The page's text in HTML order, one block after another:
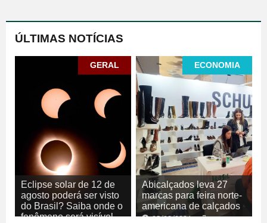
ÚLTIMAS NOTÍCIAS
GERAL
Eclipse solar de 12 de
agosto poderá ser visto
do Brasil? Saiba onde o
fenômeno será visível
ECONOMIA
Abicalçados leva 27
marcas para feira norte-
americana de calçados
05/08/2026